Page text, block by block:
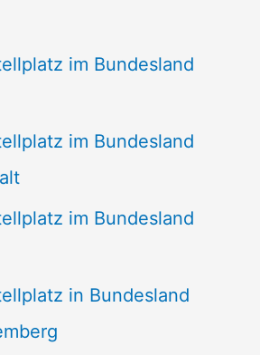
im Bundesland
im Bundesland
im Bundesland
in Bundesland